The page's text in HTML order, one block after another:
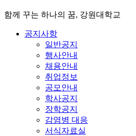
함께 꾸는 하나의 꿈, 강원대학교
공지사항
일반공지
행사안내
채용안내
취업정보
공모안내
학사공지
장학공지
감염병 대응
서식자료실